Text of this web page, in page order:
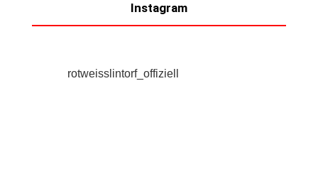
Instagram
rotweisslintorf_offiziell